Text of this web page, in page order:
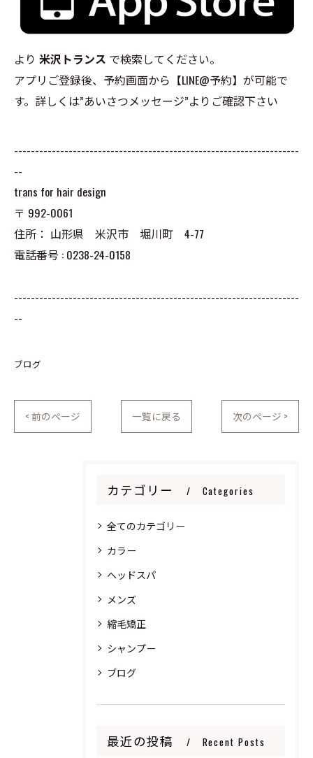
より 米沢トランス で検索してください。
アプリご登録後、予約画面から【LINE@予約】が可能で
す。詳しくは”あいさつメッセージ”よりご確認下さい
--------------------------------------------------------------------
--
trans for hair design
〒 992-0061
住所： 山形県 米沢市 堀川町 4-77
電話番号 : 0238-24-0158
--------------------------------------------------------------------
--
ブログ
< 前のページ 一覧に戻る 次のページ >
カテゴリー Categories
全てのカテゴリー
カラー
ヘッドスパ
メンズ
縮毛矯正
シャンプー
ブログ
最近の投稿 Recent Posts